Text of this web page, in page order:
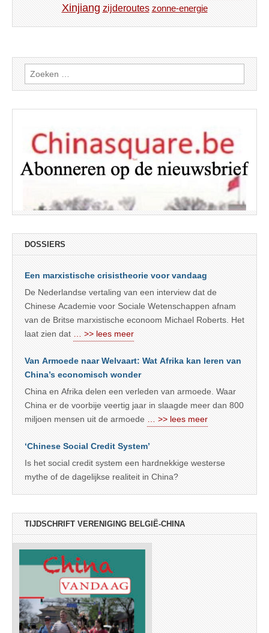
Xinjiang zijderoutes zonne-energie
Zoeken
naar:
DOSSIERS
Een marxistische crisistheorie voor vandaag
De Nederlandse vertaling van een interview dat de
Chinese Academie voor Sociale Wetenschappen afnam
van de Britse marxistische econoom Michael Roberts. Het
laat zien dat
… >> lees meer
Van Armoede naar Welvaart: Wat Afrika kan leren van
China’s economisch wonder
China en Afrika delen een verleden van armoede. Waar
China er de voorbije veertig jaar in slaagde meer dan 800
miljoen mensen uit de armoede
… >> lees meer
‘Chinese Social Credit System’
Is het social credit system een hardnekkige westerse
mythe of de dagelijkse realiteit in China?
TIJDSCHRIFT VERENIGING BELGIË-CHINA